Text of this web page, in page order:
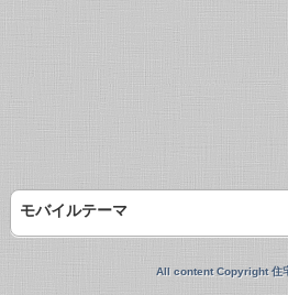
モバイルテーマ
All content Copyright 住